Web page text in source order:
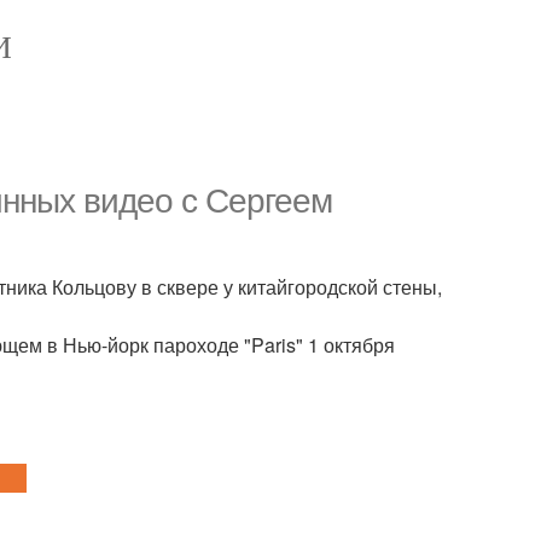
видео с Сергеем
Кольцову в сквере у китайгородской стены,
в Нью-йорк пароходе "Paris" 1 октября